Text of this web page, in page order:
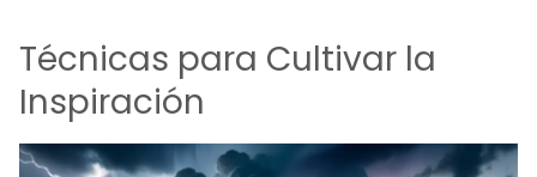
Técnicas para Cultivar la
Inspiración